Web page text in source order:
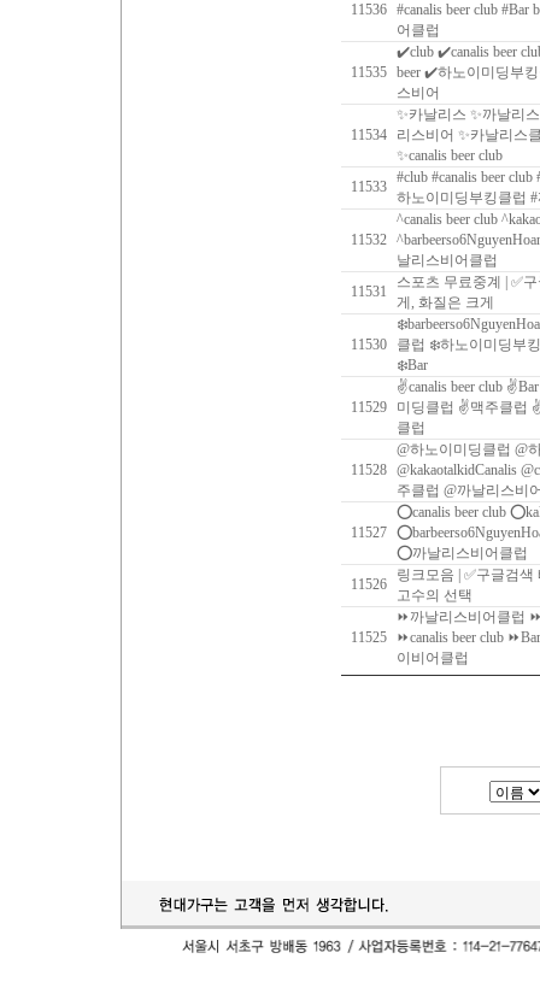
11536
#‍canalis beer club
어클럽
11535
✔️club ✔️canalis beer
beer ✔️하노이미딩부
스비어
11534
✨카날리스 ✨까날리
리스비어 ✨카날리스클
✨canalis beer club
11533
#club #canalis beer club
하노이미딩부킹클럽
11532
^canalis beer club
날리스비어클럽
11531
스포츠 무료중계 | ✅
게, 화질은 크게
11530
클럽 ❄️하노이미딩부
❄️Bar
11529
✌canalis beer club
미딩클럽 ✌맥주클럽
클럽
11528
@하노이미딩클럽 @
@kakaotalkidCanalis
주클럽 @까날리스비
11527
⭕️canalis beer club
⭕️까날리스비어클럽
11526
링크모음 | ✅구글검
고수의 선택
11525
⏩까날리스비어클럽
⏩‍canalis beer club
이비어클럽